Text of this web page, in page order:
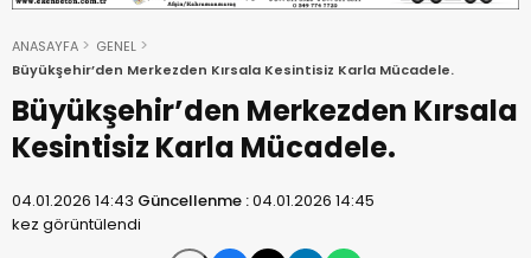
ANASAYFA
GENEL
Büyükşehir’den Merkezden Kırsala Kesintisiz Karla Mücadele.
Büyükşehir’den Merkezden Kırsala
Kesintisiz Karla Mücadele.
04.01.2026 14:43 Güncellenme :04.01.2026 14:45
kez görüntülendi